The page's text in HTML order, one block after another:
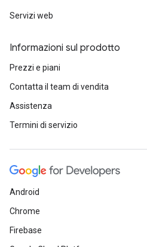
Servizi web
Informazioni sul prodotto
Prezzi e piani
Contatta il team di vendita
Assistenza
Termini di servizio
Android
Chrome
Firebase